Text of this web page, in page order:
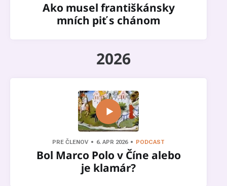
Ako musel františkánsky
mních piť s chánom
2026
PRE ČLENOV 6. APR 2026 PODCAST
Bol Marco Polo v Číne alebo
je klamár?